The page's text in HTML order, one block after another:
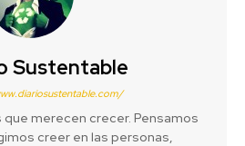
Sustentable
merecen crecer. Pensamos
creer en las personas,